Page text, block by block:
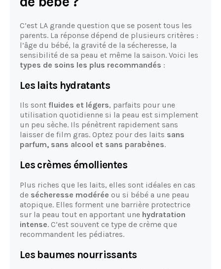
C’est LA grande question que se posent tous les
parents. La réponse dépend de plusieurs critères :
l’âge du bébé, la gravité de la sécheresse, la
sensibilité de sa peau et même la saison. Voici les
types de soins les plus recommandés :
Les laits hydratants
Ils sont fluides et légers, parfaits pour une
utilisation quotidienne si la peau est simplement
un peu sèche. Ils pénètrent rapidement sans
laisser de film gras. Optez pour des laits sans
parfum, sans alcool et sans parabènes.
Les crèmes émollientes
Plus riches que les laits, elles sont idéales en cas
de sécheresse modérée ou si bébé a une peau
atopique. Elles forment une barrière protectrice
sur la peau tout en apportant une hydratation
intense. C’est souvent ce type de crème que
recommandent les pédiatres.
Les baumes nourrissants